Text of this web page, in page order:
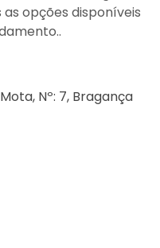
opções disponíveis
Nº: 7, Bragança